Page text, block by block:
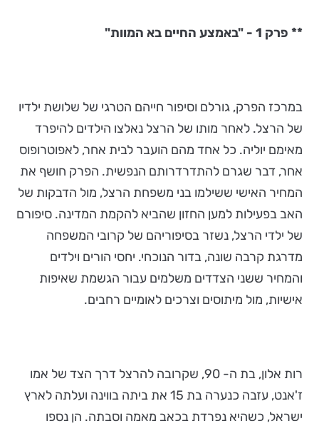
** פרק 1 - "באמצע החיים בא המוות"
במרכז הפרק, גורלם וסיפור חייהם הטרגי של שלושת ילדיו
של הרצל. לאחר מותו של הרצל נאלצו הילדים להיפרד
מאימם יוליה. כל אחד מהם הועבר לבית אחר, לאפוטרופוס
אחר, דבר שגרם להתדרדרותם הנפשית. הפרק חושף את
המחיר האישי ששילמו בני משפחת הרצל, מול הדבקות של
האב בפעילות למען החזון שהביא להקמת המדינה. סיפורם
של ילדי הרצל, נשזר בסיפוריהם של קרובי המשפחה
מדרגת קרבה שונה, בדור הנוכחי. יחסי הורים וילדים
והמחיר ששני הצדדים משלמים עבור הגשמת שאיפות
אישיות, מול מיתוסים וצרכים לאומיים רחבים.
רות אלון, בת ה- 90, שקרובה להרצל דרך הצד של אמו
ז'אנט, עזבה כנערה בת 15 את ביתה בווינה ועלתה לארץ
ישראל, כשהיא נפרדת בכאב מאמה וסבתה. הן נספו